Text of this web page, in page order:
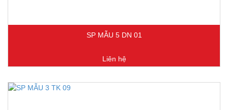
SP MẪU 5 DN 01
Liên hệ